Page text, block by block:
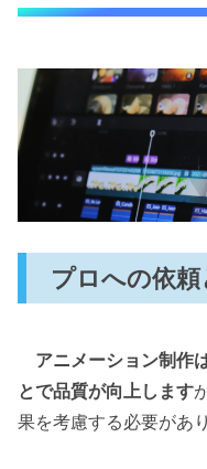
プロへの依頼
アニメーション制作
とで品質が向上します
果を考慮する必要があ